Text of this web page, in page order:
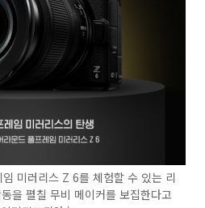
미러리스 Z 6를 체험할 수 있는 리
을 펼칠 무비 메이커를 보집한다고